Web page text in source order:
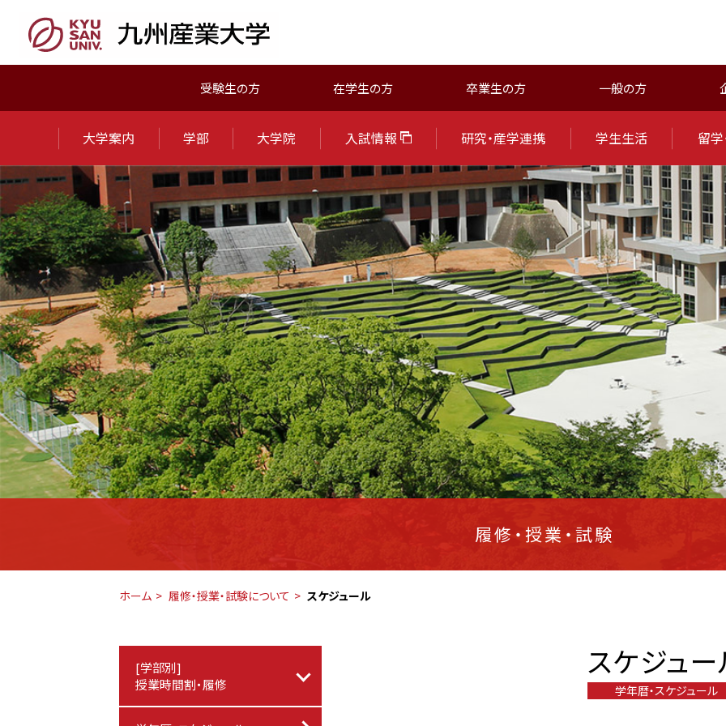
受験生の方 在学生の方 卒業生の方 一般の方
大学案内 学部 大学院 入試情報 研究・産学連携 学生生活 留学
履修・授業・試験
ホーム 履修・授業・試験について スケジュール
スケジュ
学年暦・スケジュール
[学部別]
授業時間割・履修